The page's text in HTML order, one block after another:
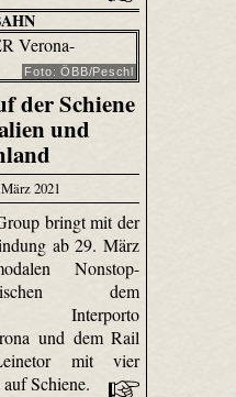
Foto: ÖBB/Peschl
der Schiene
und
2021
bringt mit der
ab 29. März
Nonstop-
dem
Interporto
und dem Rail
mit vier
Schiene.